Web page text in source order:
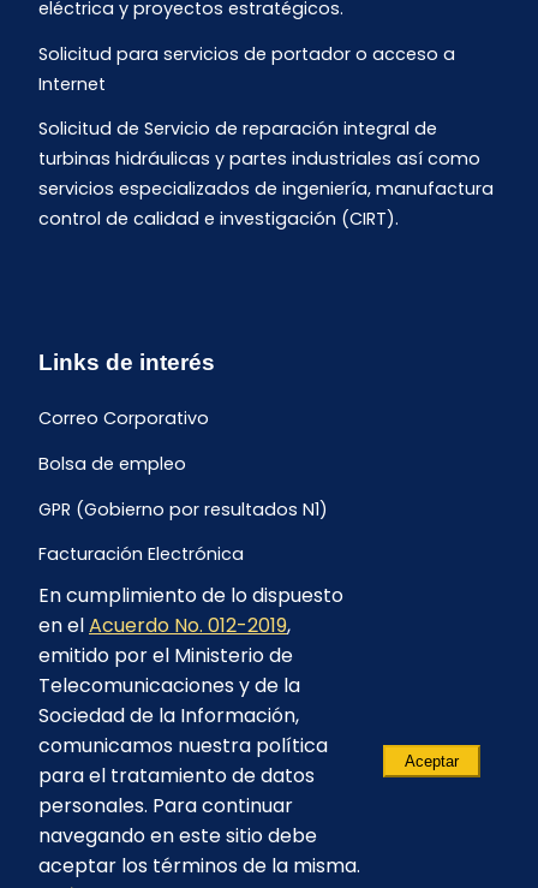
eléctrica y proyectos estratégicos.
Solicitud para servicios de portador o acceso a
Internet
Solicitud de Servicio de reparación integral de
turbinas hidráulicas y partes industriales así como
servicios especializados de ingeniería, manufactura
control de calidad e investigación (CIRT).
Links de interés
Correo Corporativo
Bolsa de empleo
GPR (Gobierno por resultados N1)
Facturación Electrónica
Archivo Histórico de Facturación
Portal Ambiental y Social
Proyecto Geotérmico Chachimbiro
Contratación consultoría mediante “Lista Corta”
Reglamento de Procesos Asociativos
En cumplimiento de lo dispuesto
en elAcuerdo No. 012-2019,
emitido por el Ministerio de
Telecomunicaciones y de la
Sociedad de la Información,
comunicamos nuestra política
para el tratamiento de datos
personales. Para continuar
navegando en este sitio debe
aceptar los términos de la misma.
Aceptar